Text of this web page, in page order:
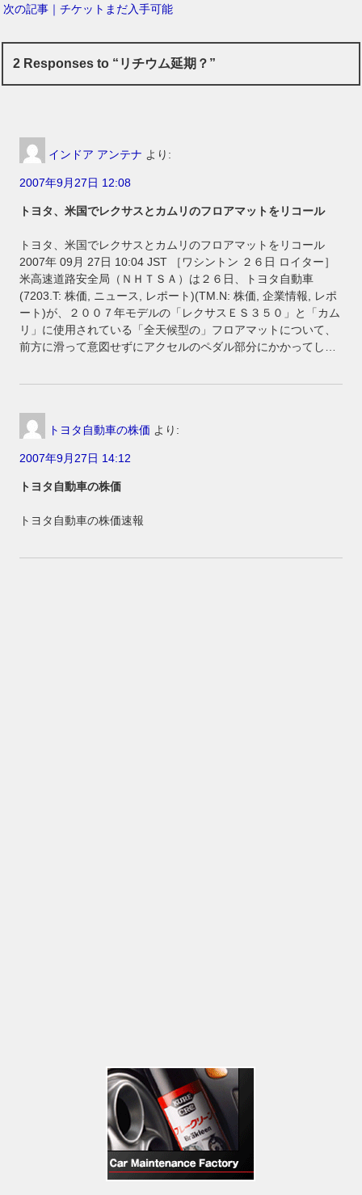
次の記事｜チケットまだ入手可能
2 Responses to “リチウム延期？”
インドア アンテナ より:
2007年9月27日 12:08
トヨタ、米国でレクサスとカムリのフロアマットをリコール
トヨタ、米国でレクサスとカムリのフロアマットをリコール
2007年 09月 27日 10:04 JST ［ワシントン ２６日 ロイター］
米高速道路安全局（ＮＨＴＳＡ）は２６日、トヨタ自動車
(7203.T: 株価, ニュース, レポート)(TM.N: 株価, 企業情報, レポ
ート)が、２００７年モデルの「レクサスＥＳ３５０」と「カム
リ」に使用されている「全天候型の」フロアマットについて、
前方に滑って意図せずにアクセルのペダル部分にかかってし…
トヨタ自動車の株価 より:
2007年9月27日 14:12
トヨタ自動車の株価
トヨタ自動車の株価速報